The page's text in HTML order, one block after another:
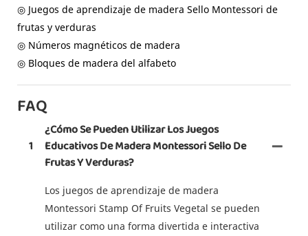
◎ Juegos de aprendizaje de madera Sello Montessori de
frutas y verduras
◎ Números magnéticos de madera
◎ Bloques de madera del alfabeto
FAQ
1
¿Cómo Se Pueden Utilizar Los Juegos
Educativos De Madera Montessori Sello De
Frutas Y Verduras?
Los juegos de aprendizaje de madera
Montessori Stamp Of Fruits Vegetal se pueden
utilizar como una forma divertida e interactiva